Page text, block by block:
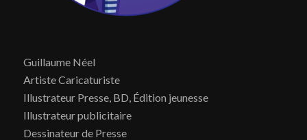
Guillaume Néel
Artiste Caricaturiste
Illustrateur Presse, BD, Édition jeunesse
Illustrateur publicitaire
Dessinateur de Presse